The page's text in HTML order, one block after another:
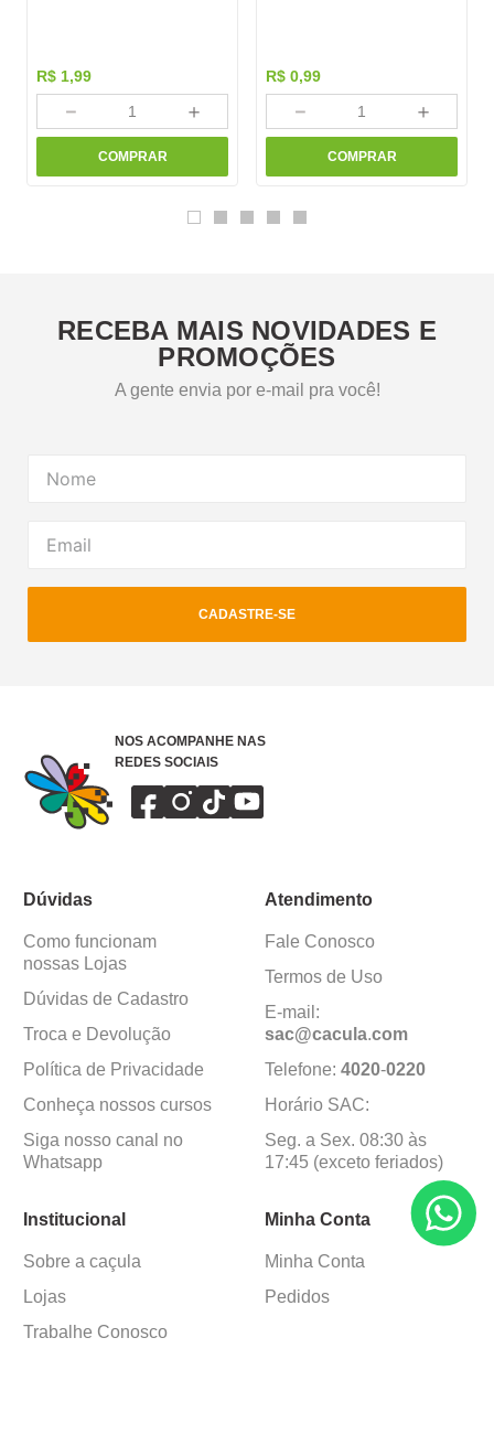
R$ 1,99
＋
－
COMPRAR
R$ 0,99
＋
－
COMPRAR
RECEBA MAIS NOVIDADES E
PROMOÇÕES
A gente envia por e-mail pra você!
CADASTRE-SE
NOS ACOMPANHE NAS
REDES SOCIAIS
Dúvidas
Como funcionam
nossas Lojas
Dúvidas de Cadastro
Troca e Devolução
Política de Privacidade
Conheça nossos cursos
Siga nosso canal no
Whatsapp
Atendimento
Fale Conosco
Termos de Uso
E-mail:
sac@cacula.com
Telefone: 4020-0220
Horário SAC:
Seg. a Sex. 08:30 às
17:45 (exceto feriados)
Institucional
Sobre a caçula
Lojas
Trabalhe Conosco
Minha Conta
Minha Conta
Pedidos